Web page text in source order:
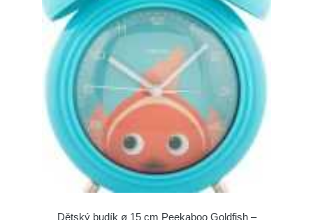
Dětský budík ø 15 cm Peekaboo Goldfish –